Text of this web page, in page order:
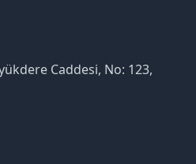
Caddesi, No: 123,